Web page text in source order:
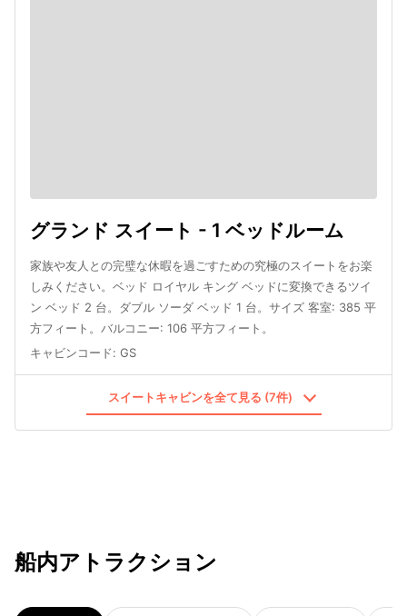
グランド スイート - 1 ベッドルーム
家族や友人との完璧な休暇を過ごすための究極のスイートをお楽
しみください。ベッド ロイヤル キング ベッドに変換できるツイ
ン ベッド 2 台。ダブル ソーダ ベッド 1 台。サイズ 客室: 385 平
方フィート。バルコニー: 106 平方フィート。
キャビンコード: GS
スイートキャビンを全て見る (7件)
船内アトラクション